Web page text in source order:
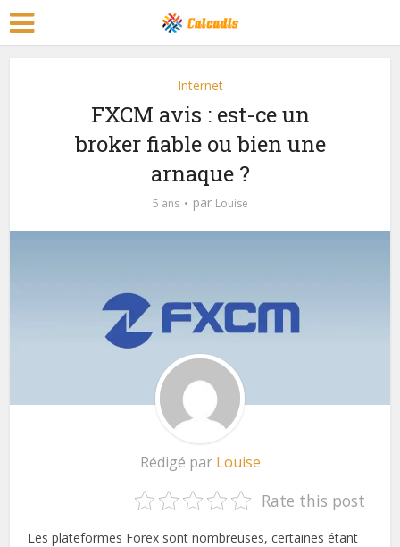
Internet
FXCM avis : est-ce un
broker fiable ou bien une
arnaque ?
5 ans par Louise
Rédigé par Louise
Rate this post
Les plateformes Forex sont nombreuses, certaines étant